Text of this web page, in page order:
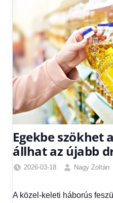
Egekbe szökhet
állhat az újabb
2026-03-18
Nagy Zoltán
A közel-keleti háborús